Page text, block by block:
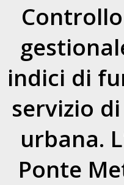
indici di
servizio
urbana.
Ponte